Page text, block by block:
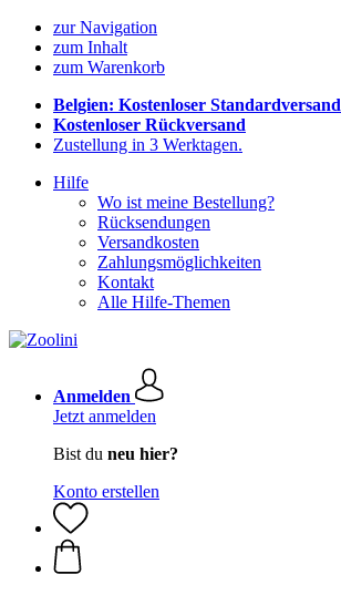
zur Navigation
zum Inhalt
zum Warenkorb
Belgien: Kostenloser Standardversand
Kostenloser Rückversand
Zustellung in 3 Werktagen.
Hilfe
Wo ist meine Bestellung?
Rücksendungen
Versandkosten
Zahlungsmöglichkeiten
Kontakt
Alle Hilfe-Themen
Anmelden
Jetzt anmelden
Bist du neu hier?
Konto erstellen